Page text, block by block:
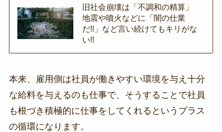
旧社会崩壊は「不調和の精算」
地震や噴火などに「闇の仕業
だ!!」など言い続けてもキリがな
い!!
本来、雇用側は社員が働きやすい環境を与え十分
な給料を与えるのも仕事で、そうすることで社員
も根づき積極的に仕事をしてくれるというプラス
の循環になります。